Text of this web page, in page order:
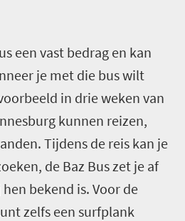
een vast bedrag en kan
je met die bus wilt
in drie weken van
kunnen reizen,
Tijdens de reis kan je
de Baz Bus zet je af
bekend is. Voor de
zelfs een surfplank